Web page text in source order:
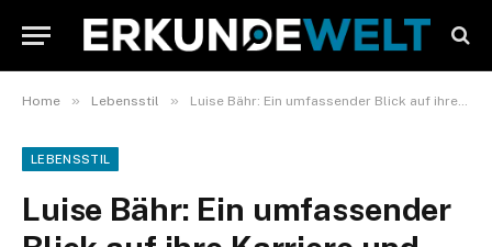
Home » Lebensstil » Luise Bähr: Ein umfassender Blick auf ihre Karriere und Wirkung in Film und Fernsehen
LEBENSSTIL
Luise Bähr: Ein umfassender